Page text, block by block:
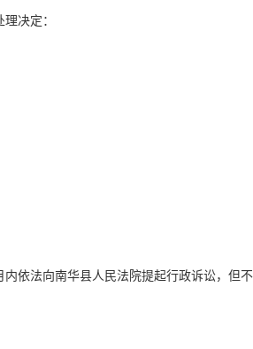
决定：
依法向南华县人民法院提起行政诉讼，但